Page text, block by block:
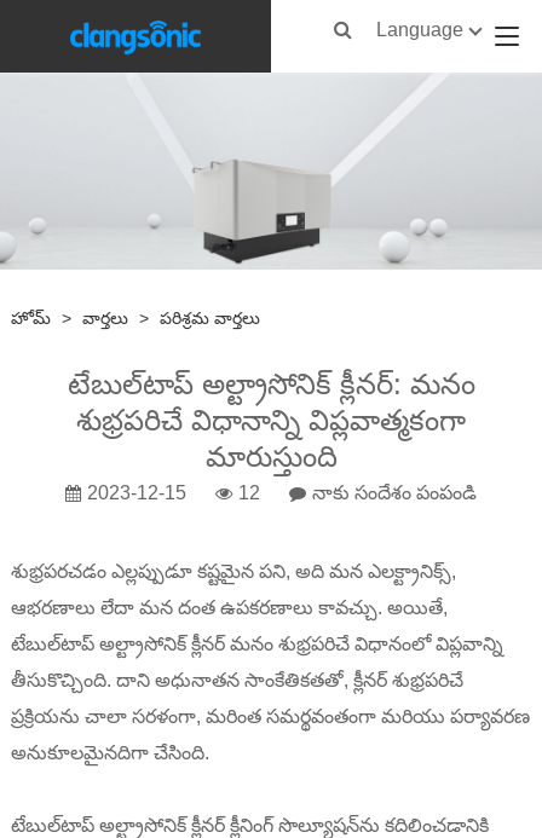
Language
హోమ్ > వార్తలు > పరిశ్రమ వార్తలు
టేబుల్‌టాప్ అల్ట్రాసోనిక్ క్లీనర్: మనం
శుభ్రపరిచే విధానాన్ని విప్లవాత్మకంగా
మారుస్తుంది
2023-12-15 12 నాకు సందేశం పంపండి
శుభ్రపరచడం ఎల్లప్పుడూ కష్టమైన పని, అది మన ఎలక్ట్రానిక్స్,
ఆభరణాలు లేదా మన దంత ఉపకరణాలు కావచ్చు. అయితే,
టేబుల్‌టాప్ అల్ట్రాసోనిక్ క్లీనర్ మనం శుభ్రపరిచే విధానంలో విప్లవాన్ని
తీసుకొచ్చింది. దాని అధునాతన సాంకేతికతతో, క్లీనర్ శుభ్రపరిచే
ప్రక్రియను చాలా సరళంగా, మరింత సమర్థవంతంగా మరియు పర్యావరణ
అనుకూలమైనదిగా చేసింది.
టేబుల్‌టాప్ అల్ట్రాసోనిక్ క్లీనర్ క్లీనింగ్ సొల్యూషన్‌ను కదిలించడానికి